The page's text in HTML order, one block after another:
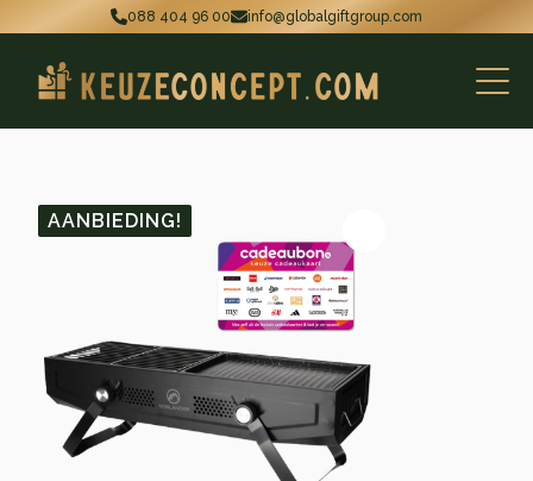
088 404 96 00 info@globalgiftgroup.com
AANBIEDING!